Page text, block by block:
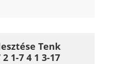
Tenk
1-7 4 1 3-17